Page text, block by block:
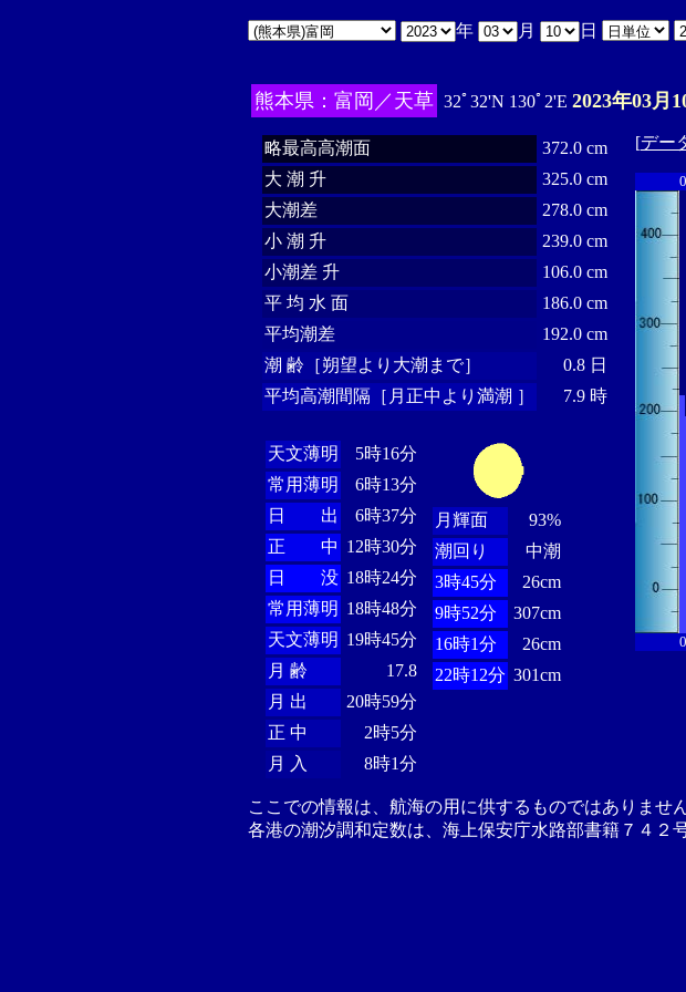
年 月 日
熊本県：富岡／天草 32ﾟ32'N 130ﾟ2'E 2023年03月
略最高高潮面
372.0 cm
大 潮 升
325.0 cm
大潮差
278.0 cm
小 潮 升
239.0 cm
小潮差 升
106.0 cm
平 均 水 面
186.0 cm
平均潮差
192.0 cm
潮 齢［朔望より大潮まで］
0.8 日
平均高潮間隔［月正中より満潮 ］
7.9 時
天文薄明
5時16分
常用薄明
6時13分
日 出
6時37分
正 中 12時30分
日 没 18時24分
常用薄明 18時48分
天文薄明 19時45分
月 齢
17.8
月 出
20時59分
正 中
2時5分
月 入
8時1分
月輝面
93%
潮回り
中潮
3時45分
26cm
9時52分
307cm
16時1分
26cm
22時12分 301cm
[デー
0
0
ここでの情報は、航海の用に供するものではありませ
各港の潮汐調和定数は、海上保安庁水路部書籍７４２